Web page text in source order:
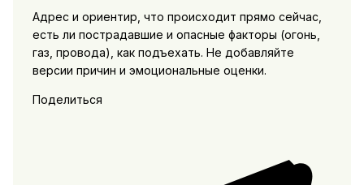
Адрес и ориентир, что происходит прямо сейчас,
есть ли пострадавшие и опасные факторы (огонь,
газ, провода), как подъехать. Не добавляйте
версии причин и эмоциональные оценки.
Поделиться